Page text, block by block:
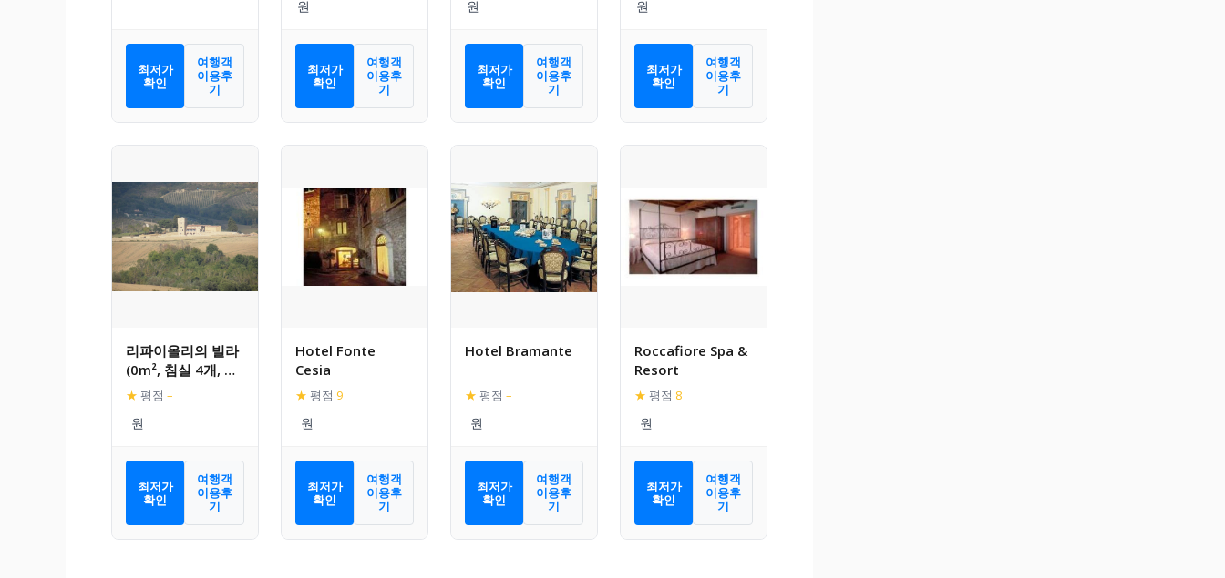
최저가
확인
여행객
이용후
기
최저가
확인
여행객
이용후
기
최저가
확인
여행객
이용후
기
최저가
확인
여행객
이용후
기
리파이올리의 빌라
(0m², 침실 4개, 프
라이빗 욕실 4개)
★ 평점 –
최저가
확인
여행객
이용후
기
Hotel Fonte
Cesia
★ 평점 9
최저가
확인
여행객
이용후
기
Hotel Bramante
★ 평점 –
최저가
확인
여행객
이용후
기
Roccafiore Spa &
Resort
★ 평점 8
최저가
확인
여행객
이용후
기